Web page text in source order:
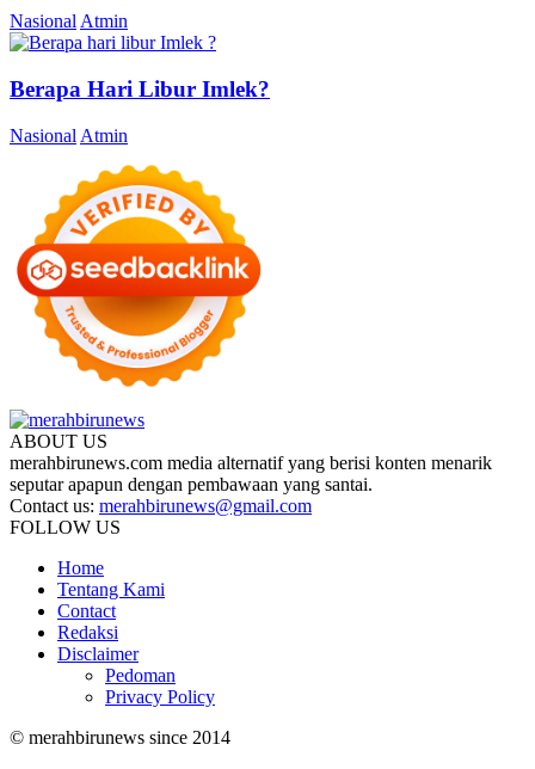
Nasional Atmin
Berapa Hari Libur Imlek?
Nasional Atmin
ABOUT US
merahbirunews.com media alternatif yang berisi konten menarik
seputar apapun dengan pembawaan yang santai.
Contact us: merahbirunews@gmail.com
FOLLOW US
Home
Tentang Kami
Contact
Redaksi
Disclaimer
Pedoman
Privacy Policy
© merahbirunews since 2014